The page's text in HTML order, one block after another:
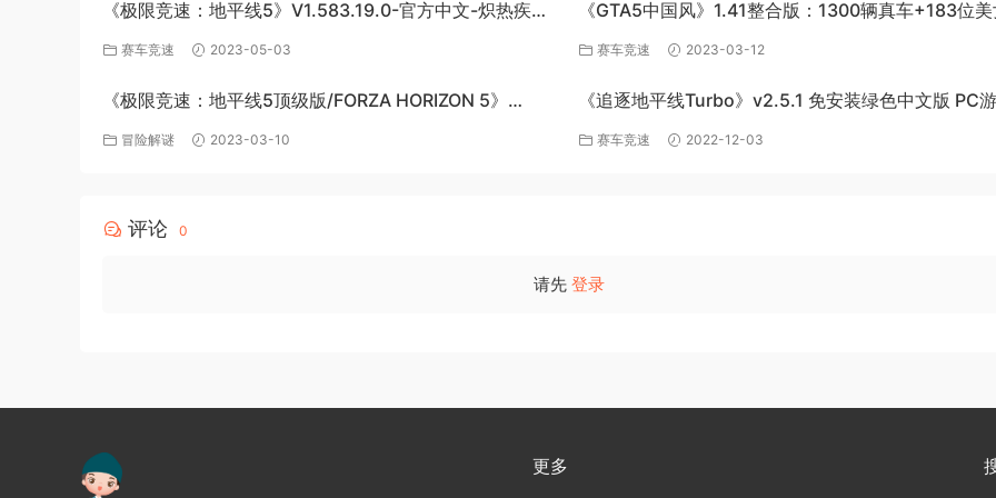
《极限竞速：地平线5》V1.583.19.0-官方中文-炽热疾风-
极速绽放+全DLC-PC版百度网盘资源
赛车竞速 2023-05-03
《GTA5中国风》1.41整合版：1300辆真车+183位美
英雄+200%存档下载（PC-百度网盘）
赛车竞速 2023-03-12
《极限竞速：地平线5顶级版/FORZA HORIZON 5》
v1.563.816+全DLC-PC百度网盘资源
冒险解谜 2023-03-10
《追逐地平线Turbo》v2.5.1 免安装绿色中文版 PC
百度网盘下载
赛车竞速 2022-12-03
评论 0
请先 登录
更多